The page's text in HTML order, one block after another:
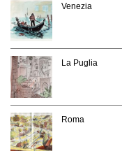
Venezia
La Puglia
Roma